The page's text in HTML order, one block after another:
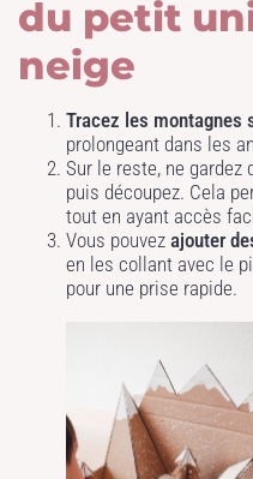
du petit
neige
Tracez les montagnes
prolongeant dans les
Sur le reste, ne gardez
puis découpez. Cela
tout en ayant accès
Vous pouvezajouter
en les collant avec le
pour une prise rapide.